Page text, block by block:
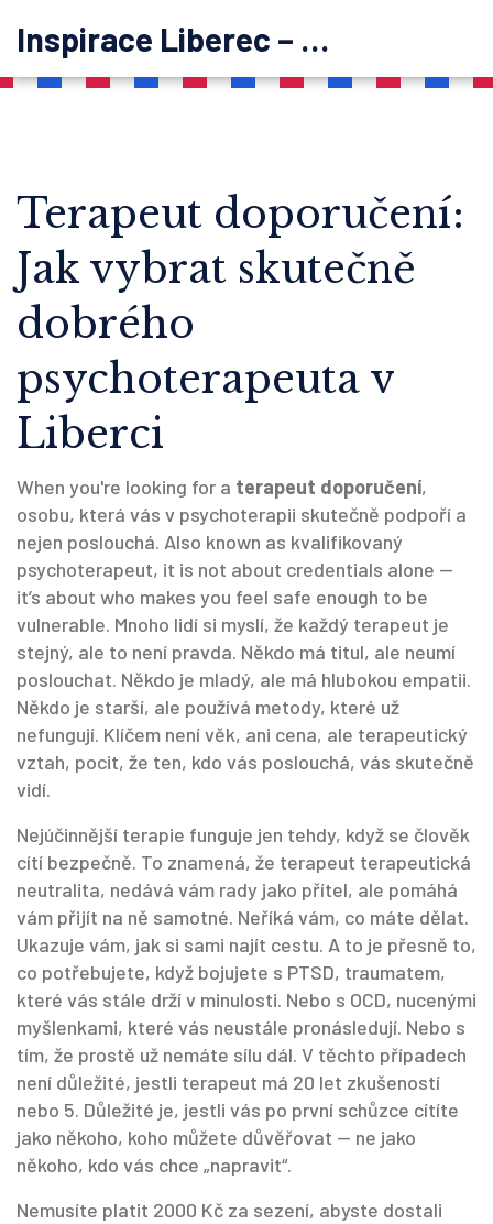
Inspirace Liberec – psychoterapie
Terapeut doporučení:
Jak vybrat skutečně
dobrého
psychoterapeuta v
Liberci
When you're looking for a terapeut doporučení,
osobu, která vás v psychoterapii skutečně podpoří a
nejen poslouchá. Also known as kvalifikovaný
psychoterapeut, it is not about credentials alone —
it’s about who makes you feel safe enough to be
vulnerable. Mnoho lidí si myslí, že každý terapeut je
stejný, ale to není pravda. Někdo má titul, ale neumí
poslouchat. Někdo je mladý, ale má hlubokou empatii.
Někdo je starší, ale používá metody, které už
nefungují. Klíčem není věk, ani cena, ale terapeutický
vztah, pocit, že ten, kdo vás poslouchá, vás skutečně
vidí.
Nejúčinnější terapie funguje jen tehdy, když se člověk
cítí bezpečně. To znamená, že terapeut terapeutická
neutralita, nedává vám rady jako přítel, ale pomáhá
vám přijít na ně samotné. Neříká vám, co máte dělat.
Ukazuje vám, jak si sami najít cestu. A to je přesně to,
co potřebujete, když bojujete s PTSD, traumatem,
které vás stále drží v minulosti. Nebo s OCD, nucenými
myšlenkami, které vás neustále pronásledují. Nebo s
tím, že prostě už nemáte sílu dál. V těchto případech
není důležité, jestli terapeut má 20 let zkušeností
nebo 5. Důležité je, jestli vás po první schůzce cítíte
jako někoho, koho můžete důvěřovat — ne jako
někoho, kdo vás chce „napravit“.
Nemusíte platit 2000 Kč za sezení, abyste dostali